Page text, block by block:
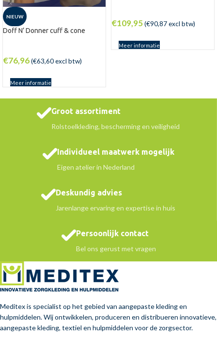
NIEUW
Doff N’ Donner cuff & cone
€76,96(€63,60excl btw)
Meer informatie
€109,95(€90,87excl btw)
Meer informatie
Groot assortiment
Rolstoelkleding, bescherming en veiligheid
Individueel maatwerk mogelijk
Eigen atelier in Nederland
Deskundig advies
Jarenlange ervaring en expertise in huis
Persoonlijk contact
Bel ons gerust met vragen
Meditex is specialist op het gebied van aangepaste kleding en
hulpmiddelen. Wij ontwikkelen, produceren en distribueren innovatieve,
aangepaste kleding, textiel en hulpmiddelen voor de zorgsector.